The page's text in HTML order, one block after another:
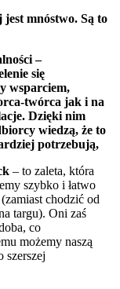
jest mnóstwo. Są to
–
się
wsparciem,
twórca jak i na
Dzięki nim
wiedzą, że to
potrzebują,
– to zaleta, która
szybko i łatwo
chodzić od
targu). Oni zaś
co
możemy naszą
szerszej